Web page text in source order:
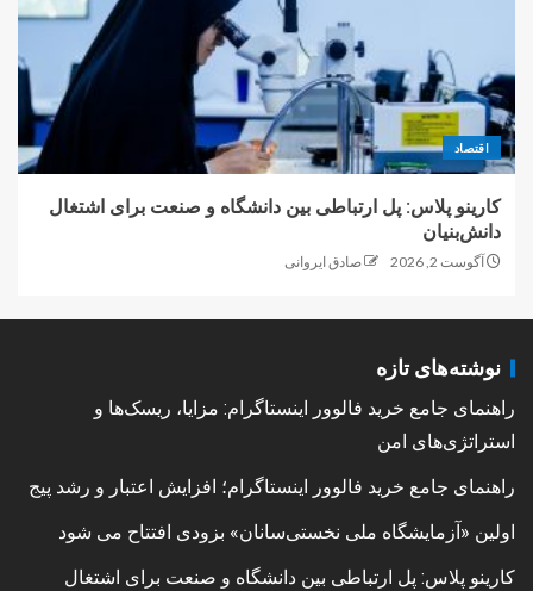
اقتصاد
کارینو پلاس: پل ارتباطی بین دانشگاه و صنعت برای اشتغال
دانش‌بنیان
آگوست 2, 2026 صادق ایروانی
نوشته‌های تازه
راهنمای جامع خرید فالوور اینستاگرام: مزایا، ریسک‌ها و
استراتژی‌های امن
راهنمای جامع خرید فالوور اینستاگرام؛ افزایش اعتبار و رشد پیج
اولین «آزمایشگاه ملی نخستی‌سانان» بزودی افتتاح می شود
کارینو پلاس: پل ارتباطی بین دانشگاه و صنعت برای اشتغال